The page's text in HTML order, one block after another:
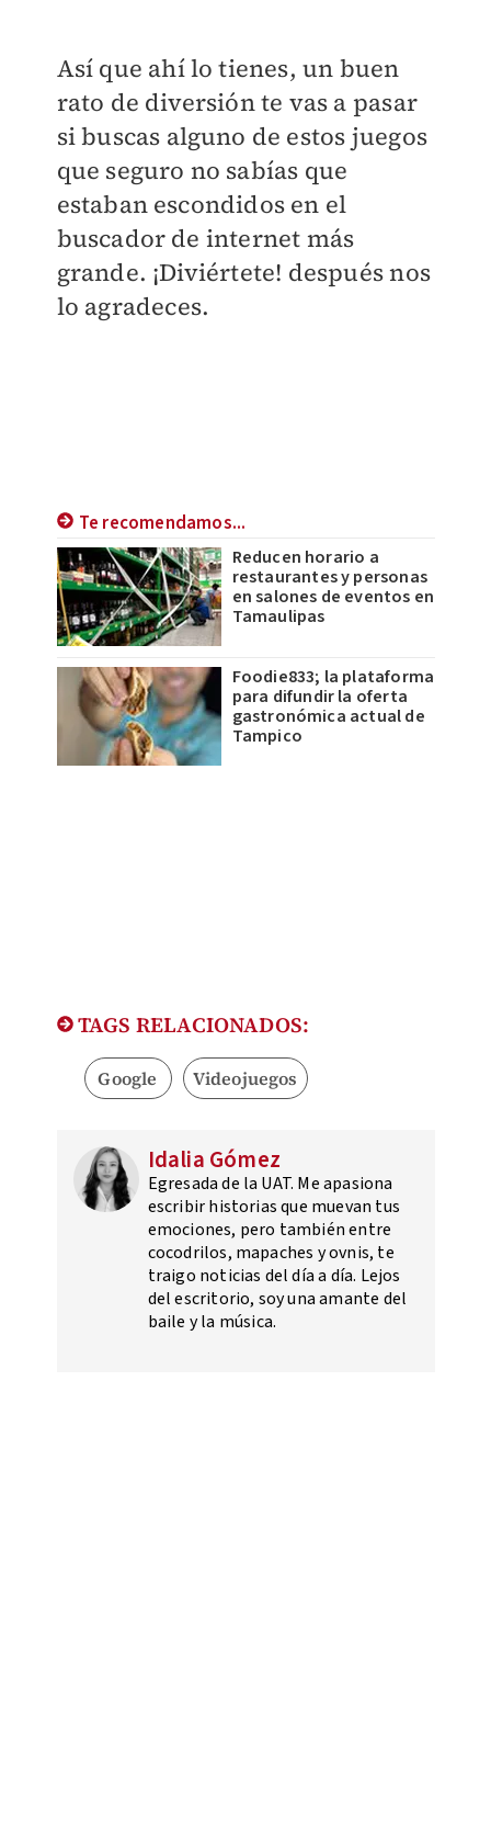
Así que ahí lo tienes, un buen
rato de diversión te vas a pasar
si buscas alguno de estos juegos
que seguro no sabías que
estaban escondidos en el
buscador de internet más
grande. ¡Diviértete! después nos
lo agradeces.
Te recomendamos...
Reducen horario a
restaurantes y personas
en salones de eventos en
Tamaulipas
Foodie833; la plataforma
para difundir la oferta
gastronómica actual de
Tampico
TAGS RELACIONADOS:
Google Videojuegos
Idalia Gómez
Egresada de la UAT. Me apasiona
escribir historias que muevan tus
emociones, pero también entre
cocodrilos, mapaches y ovnis, te
traigo noticias del día a día. Lejos
del escritorio, soy una amante del
baile y la música.